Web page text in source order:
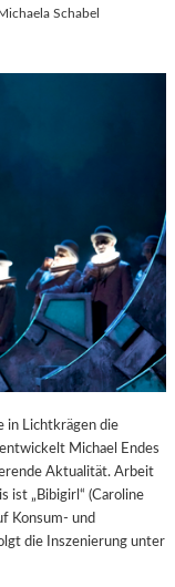
Schabel
in Lichtkrägen die
Michael Endes
Aktualität. Arbeit
ist „Bibigirl“ (Caroline
Konsum- und
die Inszenierung unter